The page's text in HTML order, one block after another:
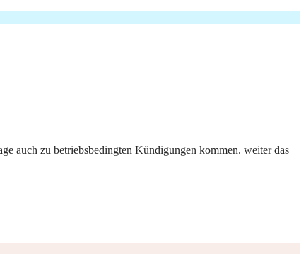
auch zu betriebsbedingten Kündigungen kommen. weiter das